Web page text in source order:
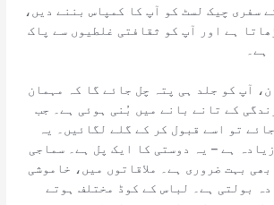
سفری چیک لسٹ کو آپ کا کمپاس بننے دیں،
ہے اور آپ کو ثقافتی غلطیوں سے پاک
ہے۔
آپ کو جلد ہی پتہ چل جائے گا کہ مہمان
کے تانے بانے میں بُنی ہوئی ہے۔ جب
تو اسے قبول کر کے گلے لگائیں۔ یہ
ہے – یہ دوستی کا ایک پل ہے۔ سماجی
بہت ضروری ہے۔ ملاقاتوں میں، خاموشی
بولتی ہے۔ لباس کے کوڈ مختلف ہوتے